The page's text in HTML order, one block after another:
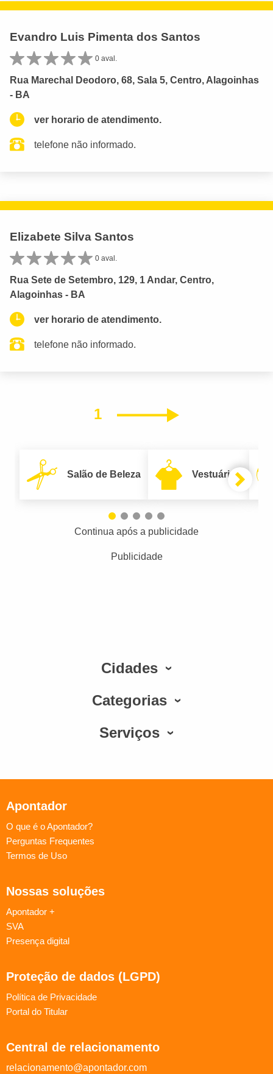
Evandro Luis Pimenta dos Santos
0 aval.
Rua Marechal Deodoro, 68, Sala 5, Centro, Alagoinhas
- BA
ver horario de atendimento.
telefone não informado.
Elizabete Silva Santos
0 aval.
Rua Sete de Setembro, 129, 1 Andar, Centro,
Alagoinhas - BA
ver horario de atendimento.
telefone não informado.
1 Próximo
Salão de Beleza Vestuário
Continua após a publicidade
Publicidade
Cidades
Categorias
Serviços
Apontador
O que é o Apontador?
Perguntas Frequentes
Termos de Uso
Nossas soluções
Apontador +
SVA
Presença digital
Proteção de dados (LGPD)
Política de Privacidade
Portal do Titular
Central de relacionamento
relacionamento@apontador.com